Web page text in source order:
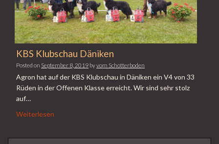
KBS Klubschau Däniken
Posted on September 8, 2019 byvom Schotterboden
Agron hat auf der KBS Klubschau in Däniken ein V4 von 33
Rüden in der Offenen Klasse erreicht. Wir sind sehr stolz
auf…
Weiterlesen